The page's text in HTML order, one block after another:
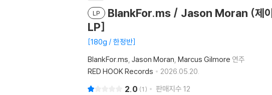
LP
BlankFor.ms / Jason Moran (제
LP]
180g / 한정반
BlankFor.ms Jason Moran Marcus Gilmore 연주
RED HOOK Records
2026.05.20.
2.0 1 판매지수 12